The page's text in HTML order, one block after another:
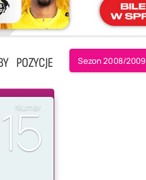
POZYCJE Sezon 2008/2009
Numer
15